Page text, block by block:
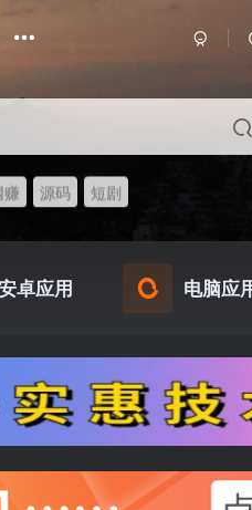
赚 源码 短剧
卓应用 电脑应